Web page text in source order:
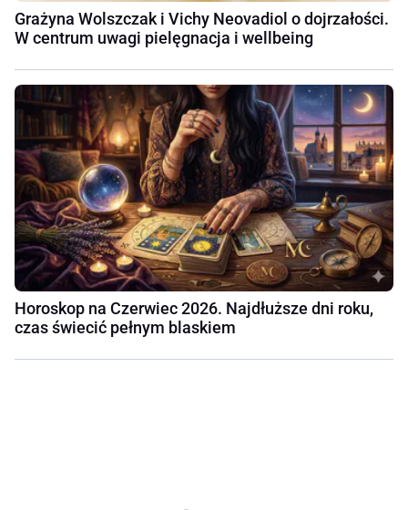
Grażyna Wolszczak i Vichy Neovadiol o dojrzałości.
W centrum uwagi pielęgnacja i wellbeing
Horoskop na Czerwiec 2026. Najdłuższe dni roku,
czas świecić pełnym blaskiem